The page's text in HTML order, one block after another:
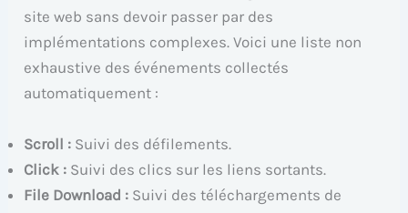
site web sans devoir passer par des
implémentations complexes. Voici une liste non
exhaustive des événements collectés
automatiquement :
Scroll : Suivi des défilements.
Click : Suivi des clics sur les liens sortants.
File Download : Suivi des téléchargements de